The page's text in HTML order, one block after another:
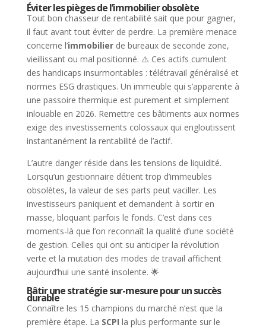
Éviter les pièges de l’immobilier obsolète
Tout bon chasseur de rentabilité sait que pour gagner,
il faut avant tout éviter de perdre. La première menace
concerne l’immobilierde bureaux de seconde zone,
vieillissant ou mal positionné. ⚠️ Ces actifs cumulent
des handicaps insurmontables : télétravail généralisé et
normes ESG drastiques. Un immeuble qui s’apparente à
une passoire thermique est purement et simplement
inlouable en 2026. Remettre ces bâtiments aux normes
exige des investissements colossaux qui engloutissent
instantanément la rentabilité de l’actif.
L’autre danger réside dans les tensions de liquidité.
Lorsqu’un gestionnaire détient trop d’immeubles
obsolètes, la valeur de ses parts peut vaciller. Les
investisseurs paniquent et demandent à sortir en
masse, bloquant parfois le fonds. C’est dans ces
moments-là que l’on reconnaît la qualité d’une société
de gestion. Celles qui ont su anticiper la révolution
verte et la mutation des modes de travail affichent
aujourd’hui une santé insolente. 🌟
Bâtir une stratégie sur-mesure pour un succès
durable
Connaître les 15 champions du marché n’est que la
première étape. La SCPI la plus performante sur le